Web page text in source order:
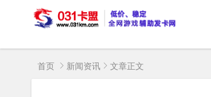
首页 新闻资讯 文章正文